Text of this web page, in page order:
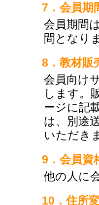
7．会員期
会員期間
間となり
8．教材販
会員向け
します。
ージに記
は、別途
いただき
9．会員資
他の人に
10．住所